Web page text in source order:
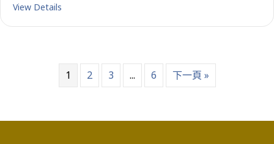
View Details
1 2 3 ... 6 下一頁 »